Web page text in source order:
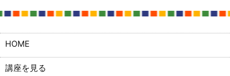
HOME
講座を見る